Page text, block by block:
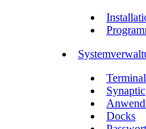
Synaptic
Docks